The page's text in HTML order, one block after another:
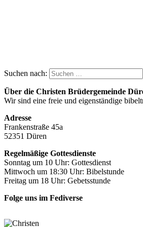
Suchen nach:
Über die Christen Brüdergemeinde
Wir sind eine freie und eigenständige
Adresse
Frankenstraße 45a
52351 Düren
Regelmäßige Gottesdienste
Sonntag um 10 Uhr: Gottesdienst
Mittwoch um 18:30 Uhr: Bibelstunde
Freitag um 18 Uhr: Gebetsstunde
Folge uns im Fediverse